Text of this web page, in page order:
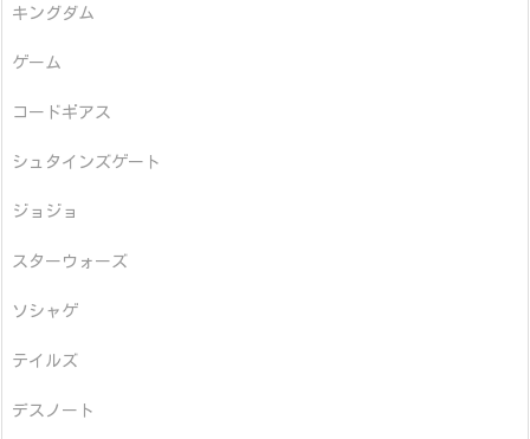
キングダム
ゲーム
コードギアス
シュタインズゲート
ジョジョ
スターウォーズ
ソシャゲ
テイルズ
デスノート